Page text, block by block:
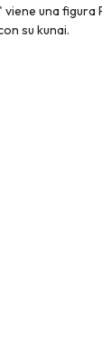
una figura
su kunai.